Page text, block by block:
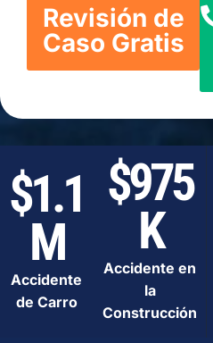
Revisión de
Caso Gratis
$1.1
M
Accidente
de Carro
$975
K
Accidente en
la
Construcción